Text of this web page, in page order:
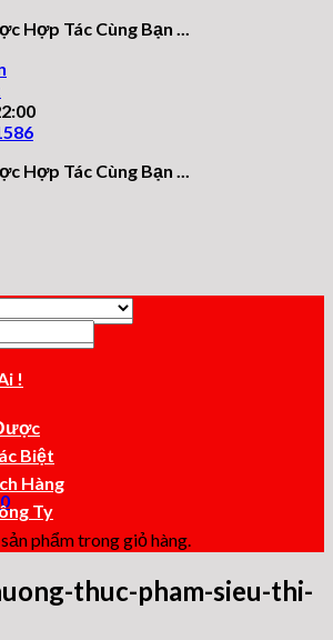
Hợp Tác Cùng Bạn ...
Hợp Tác Cùng Bạn ...
0
phẩm trong giỏ hàng.
!
Biệt
Hàng
Ty
thuc-pham-sieu-thi-